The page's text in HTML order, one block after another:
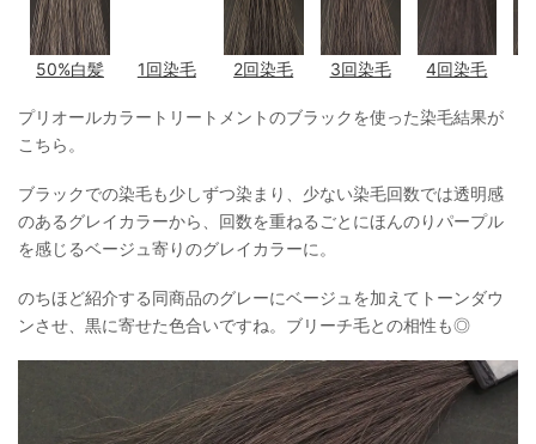
50%白髪 1回染毛 2回染毛 3回染毛 4回染毛
プリオールカラートリートメントのブラックを使った染毛結果が
こちら。
ブラックでの染毛も少しずつ染まり、少ない染毛回数では透明感
のあるグレイカラーから、回数を重ねるごとにほんのりパープル
を感じるベージュ寄りのグレイカラーに。
のちほど紹介する同商品のグレーにベージュを加えてトーンダウ
ンさせ、黒に寄せた色合いですね。ブリーチ毛との相性も◎